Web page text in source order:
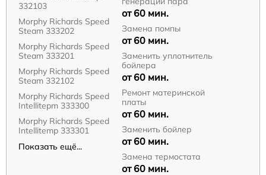
332103
Morphy Richards Speed
Steam 333202
Morphy Richards Speed
Steam 333201
Morphy Richards Speed
Steam 332102
Morphy Richards Speed
Intellitepm 333300
Morphy Richards Speed
Intellitemp 333301
Показать ещё...
от 60 мин.
Замена помпы
от 60 мин.
Заменить уплотнитель
бойлера
от 60 мин.
Ремонт материнской
платы
от 60 мин.
Заменить бойлер
от 60 мин.
Замена термостата
от 60 мин.